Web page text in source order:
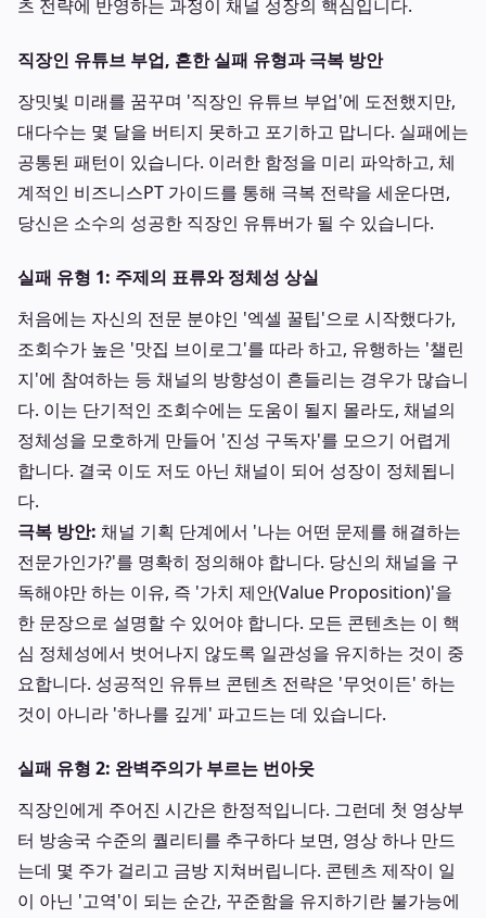
츠 전략에 반영하는 과정이 채널 성장의 핵심입니다.
직장인 유튜브 부업, 흔한 실패 유형과 극복 방안
장밋빛 미래를 꿈꾸며 '직장인 유튜브 부업'에 도전했지만,
대다수는 몇 달을 버티지 못하고 포기하고 맙니다. 실패에는
공통된 패턴이 있습니다. 이러한 함정을 미리 파악하고, 체
계적인 비즈니스PT 가이드를 통해 극복 전략을 세운다면,
당신은 소수의 성공한 직장인 유튜버가 될 수 있습니다.
실패 유형 1: 주제의 표류와 정체성 상실
처음에는 자신의 전문 분야인 '엑셀 꿀팁'으로 시작했다가,
조회수가 높은 '맛집 브이로그'를 따라 하고, 유행하는 '챌린
지'에 참여하는 등 채널의 방향성이 흔들리는 경우가 많습니
다. 이는 단기적인 조회수에는 도움이 될지 몰라도, 채널의
정체성을 모호하게 만들어 '진성 구독자'를 모으기 어렵게
합니다. 결국 이도 저도 아닌 채널이 되어 성장이 정체됩니
다.
극복 방안: 채널 기획 단계에서 '나는 어떤 문제를 해결하는
전문가인가?'를 명확히 정의해야 합니다. 당신의 채널을 구
독해야만 하는 이유, 즉 '가치 제안(Value Proposition)'을
한 문장으로 설명할 수 있어야 합니다. 모든 콘텐츠는 이 핵
심 정체성에서 벗어나지 않도록 일관성을 유지하는 것이 중
요합니다. 성공적인 유튜브 콘텐츠 전략은 '무엇이든' 하는
것이 아니라 '하나를 깊게' 파고드는 데 있습니다.
실패 유형 2: 완벽주의가 부르는 번아웃
직장인에게 주어진 시간은 한정적입니다. 그런데 첫 영상부
터 방송국 수준의 퀄리티를 추구하다 보면, 영상 하나 만드
는데 몇 주가 걸리고 금방 지쳐버립니다. 콘텐츠 제작이 일
이 아닌 '고역'이 되는 순간, 꾸준함을 유지하기란 불가능에